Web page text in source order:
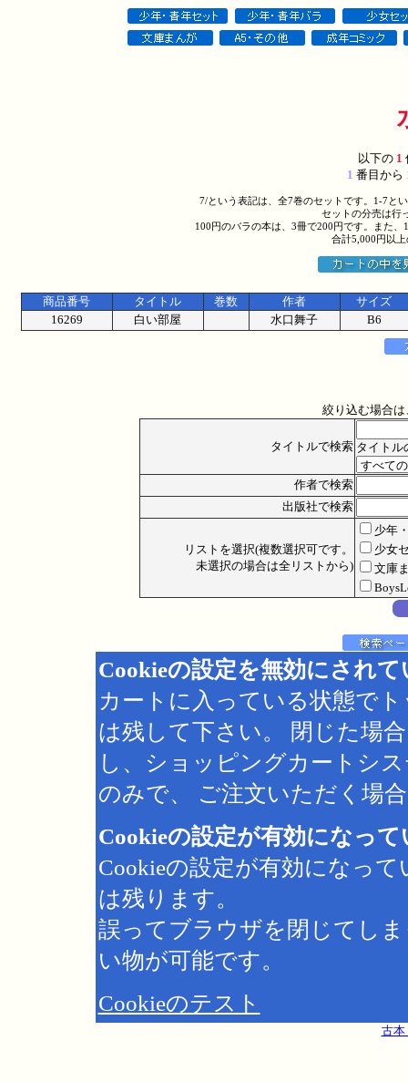
以下の1
1 番目から
7/という表記は、全7巻のセットです。1-7と
セットの分売は行
100円のバラの本は、3冊で200円です。また
合計5,000円以
商品番号 タイトル 巻数 作者
サイズ
16269
白い部屋 水口舞子 B6
絞り込む場合
タイトルで検索 タイトル
作者で検索
出版社で検索
リストを選択(複数選択可です。
未選択の場合は全リストから)
少年
少女
文庫
Cookieの設定を無効にされ
カートに入っている状態で
は残して下さい。 閉じた場
し、ショッピングカートシ
のみで、 ご注文いただく場
Cookieの設定が有効になっ
Cookieの設定が有効になっ
は残ります。
誤ってブラウザを閉じてし
い物が可能です。
Cookieのテスト
古本